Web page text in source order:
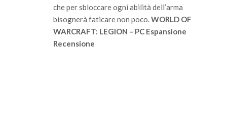
che per sbloccare ogni abilità dell’arma
bisognerà faticare non poco.WORLD OF
WARCRAFT: LEGION – PC Espansione
Recensione